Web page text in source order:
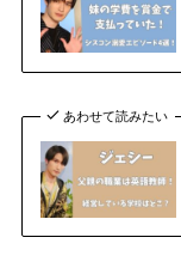
あわせて読みたい